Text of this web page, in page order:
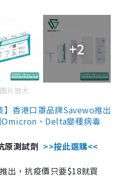
+2
片放大
香港口罩品牌Savewo推出
、Delta變種病毒
測試劑 >>按此選購<<
出，抗疫價只要$18就買